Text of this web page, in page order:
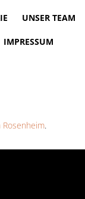
UNSER TEAM
IMPRESSUM
Rosenheim.